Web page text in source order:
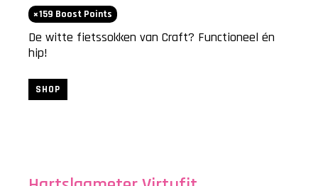
159 Boost Points
De witte fietssokken van Craft? Functioneel én
hip!
SHOP